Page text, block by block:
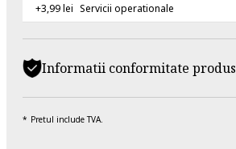
+3,99 lei Servicii operationale
Informatii conformitate produs
Pretul include TVA.